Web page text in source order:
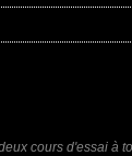
cours d'essai à